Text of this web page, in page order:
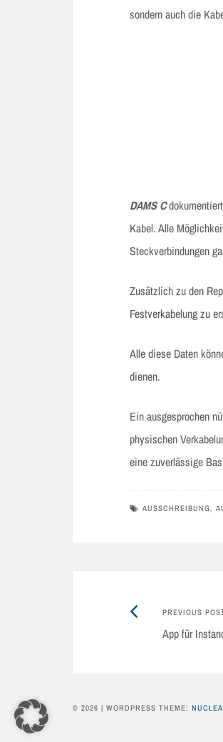
sondern auch die
DAMS C
Kabel. Alle
Steckverbindungen
Zusätzlich zu den
Festverkabelung zu
Alle diese Daten
dienen.
Ein ausgesprochen
physischen
eine zuverlässige
AUSSCHREIBUNG,
PostPREVIOUS
App für
© 2026 | WORDPRESS THEME: